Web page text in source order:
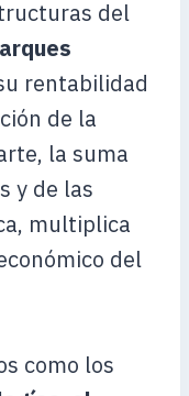
del
rentabilidad
de la
la suma
y de las
multiplica
del
como los